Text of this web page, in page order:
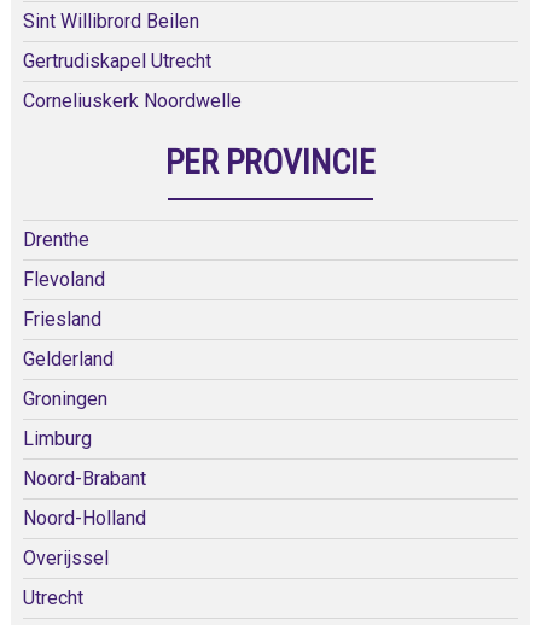
Sint Willibrord Beilen
Gertrudiskapel Utrecht
Corneliuskerk Noordwelle
PER PROVINCIE
Drenthe
Flevoland
Friesland
Gelderland
Groningen
Limburg
Noord-Brabant
Noord-Holland
Overijssel
Utrecht